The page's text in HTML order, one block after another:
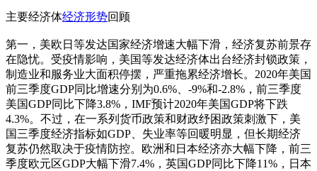
主要经济体经济形势回顾
第一，美欧日等发达国家经济增速大幅下滑，经济复苏前景存
在隐忧。受疫情影响，美国等发达经济体出台经济封锁政策，
制造业和服务业大面积停摆，严重拖累经济增长。2020年美国
前三季度GDP同比增速分别为0.6%、-9%和-2.8%，前三季度
美国GDP同比下降3.8%，IMF预计2020年美国GDP将下跌
4.3%。不过，在一系列货币政策和财政纾困政策刺激下，美
国三季度经济指标如GDP、失业率等回暖明显，但长期经济
复苏仍然取决于疫情防控。欧洲和日本经济亦大幅下降，前三
季度欧元区GDP大幅下滑7.4%，英国GDP同比下降11%，日本